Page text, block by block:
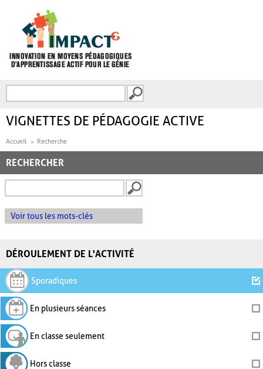
FORMULAIRE DE
VIGNETTES DE PÉDAGOGIE ACTIVE
Accueil Recherche
RECHERCHER
Voir tous les mots-clés
DÉROULEMENT DE L'ACTIVITÉ
Sporadiques
En plusieurs séances
En classe seulement
Hors classe